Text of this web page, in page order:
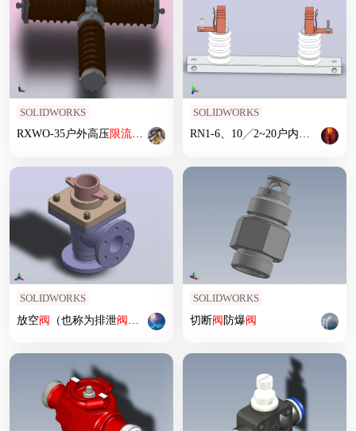
SOLIDWORKS
RXWO-35户外高压限流熔断器[RXW0-35／2]
SOLIDWORKS
RN1-6、10╱2~20户内高压 限流
SOLIDWORKS
放空阀 （也称为排泄阀 或放空阀
SOLIDWORKS
切断阀防爆阀